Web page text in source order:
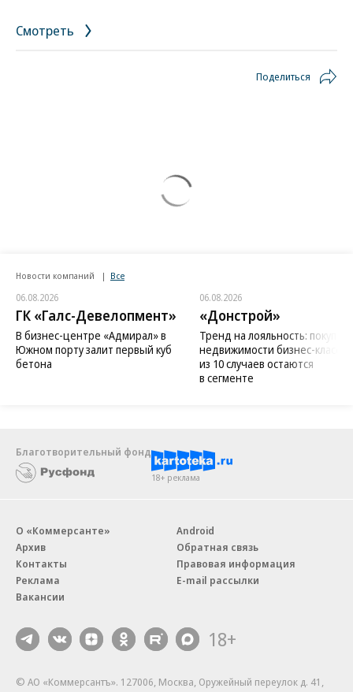
Смотреть
Поделиться
Новости компаний Все
06.08.2026
ГК «Галс-Девелопмент»
В бизнес-центре «Адмирал» в
Южном порту залит первый куб
бетона
06.08.2026
«Донстрой»
Тренд на лояльность:
недвижимости бизнес-класса
из 10 случаев остаются
в сегменте
Благотворительный фонд
18+ реклама
О «Коммерсанте»
Архив
Контакты
Реклама
Вакансии
Android
Обратная связь
Правовая информация
E-mail рассылки
18+
© АО «Коммерсантъ». 127006, Москва, Оружейный переулок д. 41,